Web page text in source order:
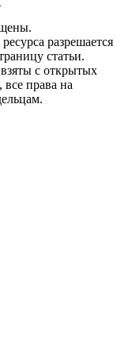
разрешается
статьи.
с открытых
права на